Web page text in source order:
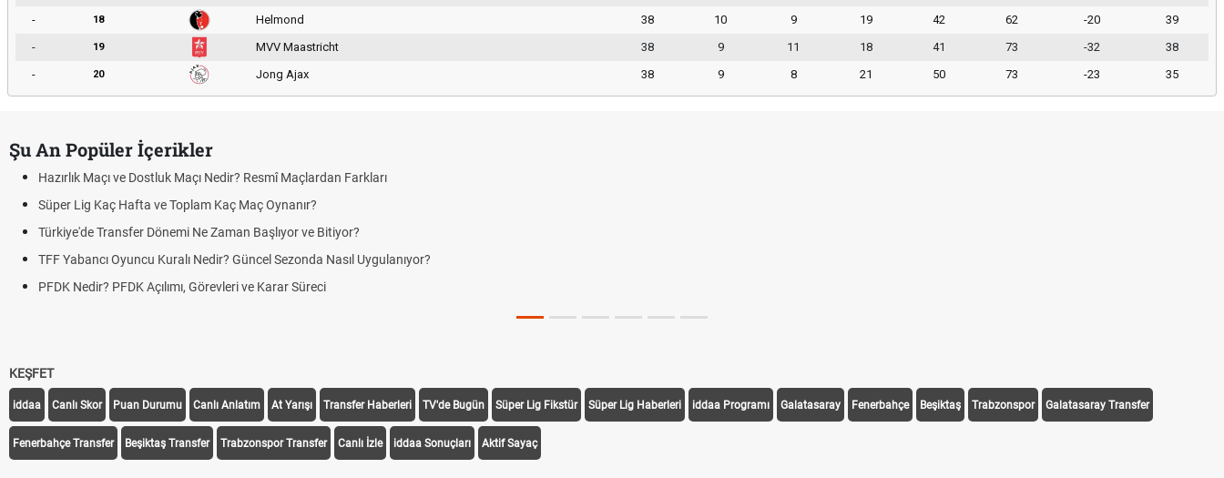
-
18 Helmond 38 10 9 19 42 62 -20
39
-
19 MVV Maastricht 38 9 11 18 41 73 -32
38
-
20 Jong Ajax 38 9 8 21 50 73 -23 35
Şu An Popüler İçerikler
Hazırlık Maçı ve Dostluk Maçı Nedir? Resmî Maçlardan Farkları
Süper Lig Kaç Hafta ve Toplam Kaç Maç Oynanır?
Türkiye'de Transfer Dönemi Ne Zaman Başlıyor ve Bitiyor?
TFF Yabancı Oyuncu Kuralı Nedir? Güncel Sezonda Nasıl Uygulanıyor?
PFDK Nedir? PFDK Açılımı, Görevleri ve Karar Süreci
KEŞFET
iddaa Canlı Skor Puan Durumu Canlı Anlatım At Yarışı Transfer Haberleri TV'de Bugün Süper Lig Fikstür Süper Lig Haberleri iddaa Programı Galatasaray Fenerbahçe Beşiktaş Trabzonspor Galatasaray Transfer
Fenerbahçe Transfer Beşiktaş Transfer Trabzonspor Transfer Canlı İzle iddaa Sonuçları Aktif Sayaç